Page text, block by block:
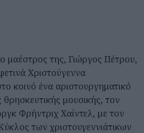
μαέστρος της, Γιώργος Πέτρου,
Χριστούγεννα
κοινό ένα αριστουργηματικό
θρησκευτικής μουσικής, τον
Φρήντριχ Χαίντελ, με τον
των χριστουγεννιάτικων